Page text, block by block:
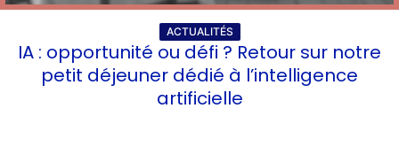
ACTUALITÉS
IA : opportunité ou défi ? Retour sur notre
petit déjeuner dédié à l’intelligence
artificielle